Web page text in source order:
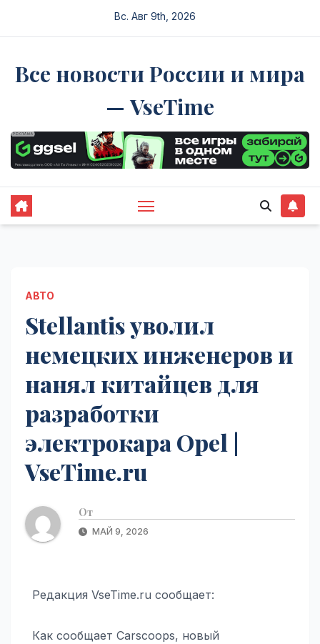
Вс. Авг 9th, 2026
Все новости России и мира
— VseTime
АВТО
Stellantis уволил
немецких инженеров и
нанял китайцев для
разработки
электрокара Opel |
VseTime.ru
От
МАЙ 9, 2026
Редакция VseTime.ru сообщает:
Как сообщает Carscoops, новый